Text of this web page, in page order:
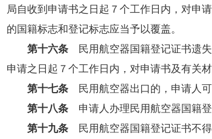
局自收到申请书之日起７个工作日内，对申
的国籍标志和登记标志应当予以覆盖。
第十六条民用航空器国籍登记证书遗失
申请之日起７个工作日内，对申请书及有关
第十七条 民用航空器出口的，申请人
第十八条申请人办理民用航空器国籍登
第十九条民用航空器国籍登记证书不得